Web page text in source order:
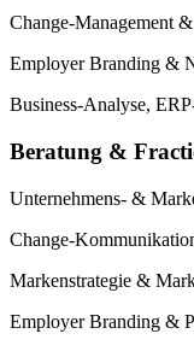
Change-Management
Employer Branding &
Business-Analyse,
Beratung &
Unternehmens- &
Change-
Markenstrategie &
Employer Branding &